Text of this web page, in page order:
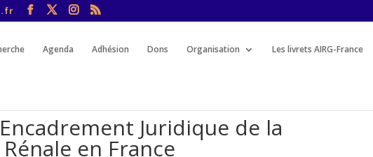
Agenda Adhésion Dons Organisation Les livrets AIRG-France
Juridique de la
en France